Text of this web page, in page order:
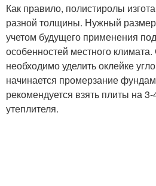
Как правило, полистиролы
разной толщины. Нужный
учетом будущего применения
особенностей местного
необходимо уделить оклейке
начинается промерзание
рекомендуется взять плиты на
утеплителя.